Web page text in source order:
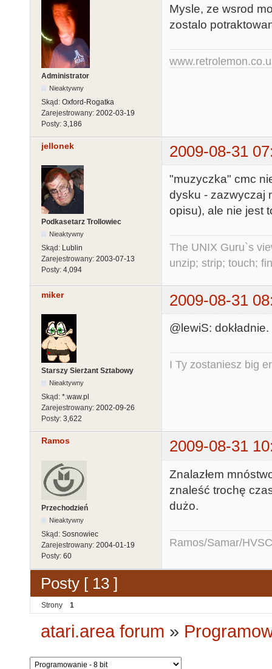
Administrator
Nieaktywny
Skąd: Oxford-Rogatka
Zarejestrowany: 2002-03-19
Posty: 3,186
Mysle, ze wsrod
zostalo
jellonek 2009-08-31
Podkasetarz Trollowiec
Nieaktywny
Skąd: Lublin
Zarejestrowany: 2003-07-13
Posty: 4,094
"muzyczka" cmc
dysku - zazwyczaj
opisu), ale nie jest
The UNIX Guru`s
unzip; strip; touch;
miker 2009-08-31
Starszy Sierżant Sztabowy
Nieaktywny
Skąd: *.waw.pl
Zarejestrowany: 2002-09-26
Posty: 3,622
@lewiS:
I Ty zostaniesz big
Ramos 2009-08-31
Przechodzień
Nieaktywny
Skąd: Sosnowiec
Zarejestrowany: 2004-01-19
Posty: 60
Znalazłem
znaleść trochę
dużo.
Ramos/Samar/
Posty [ 13 ]
Strony 1
atari.area forum »